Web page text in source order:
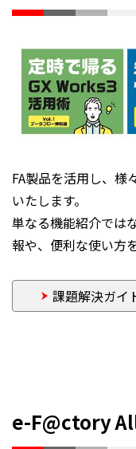
FA製品を活用し、様
いたします。
単なる機能紹介では
報や、便利な使い方
課題解決ガイ
e-F@ctory